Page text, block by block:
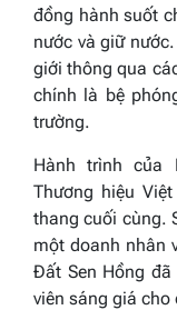
đồng hành suốt
nước và giữ
giới thông qua
chính là bệ
trường.
Hành trình của
Thương hiệu
thang cuối cùng.
một doanh nhân
Đất Sen Hồng
viên sáng giá cho